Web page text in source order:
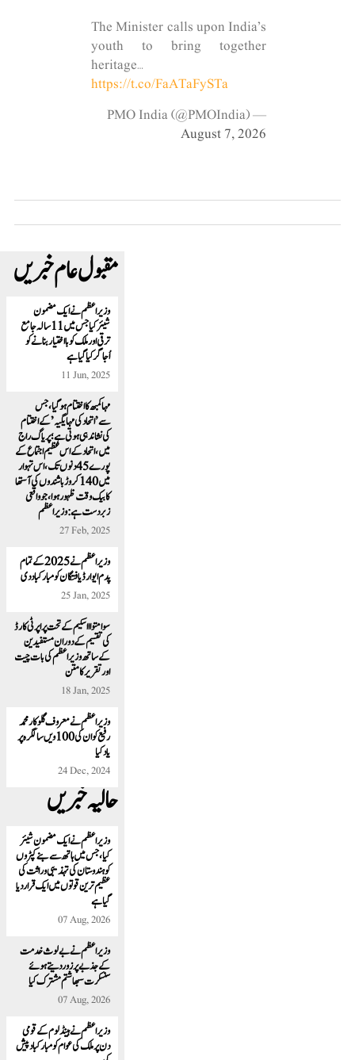
The Minister calls upon India’s
youth to bring together
heritage…
https://t.co/FaATaFySTa
— PMO India (@PMOIndia)
August 7, 2026
مقبول عام خبریں
وزیراعظم نے ایک مضمون
شیئرکیا جس میں 11 سالہ جامع
ترقی اور ملک کوبا اختیار بنانےکو
اُجاگر کیا گیا ہے
11 Jun, 2025
مہا کمبھ کا اختتام ہو گیا ، جس
سے’اتحاد کی مہا یگیہ’ کے اختتام
کی نشاندہی ہوتی ہے؛ پریاگ راج
میں، اتحاد کے اس عظیم اجتماع کے
پورے 45 دنوں تک،اس تہوار
میں 140 کروڑ باشندوں کی آستھا
کا بیک وقت ظہور ہوا ، جو واقعی
زبردست ہے:وزیراعظم
27 Feb, 2025
وزیر اعظم نے 2025 کے تمام
پدم ایوارڈ یافتگان کو مبارکباد دی
25 Jan, 2025
سوامتواا اسکیم کے تحت پراپرٹی کارڈ
کی تقسیم کے دوران مستفیدین
کے ساتھ وزیر اعظم کی بات چیت
اور تقریر کا متن
18 Jan, 2025
وزیراعظم نے معروف گلوکار محمد
رفیع کو ان کی 100 ویں سالگرہ پر
یاد کیا
24 Dec, 2024
حالیہ خبریں
وزیراعظم نے ایک مضمون شیئر
کیا، جس میں ہاتھ سے بنے کپڑوں
کوہندوستان کی تہذیبی وراثت کی
عظیم ترین قوتوں میں ایک قرار دیا
گیا ہے
07 Aug, 2026
وزیر اعظم نے بے لوث خدمت
کے جذبے پر زور دیتے ہوئے
سنسکرت سبھاشتم مشترک کیا
07 Aug, 2026
وزیر اعظم نے ہینڈلوم کے قومی
دن پر ملک کی عوام کو مبارکباد پیش